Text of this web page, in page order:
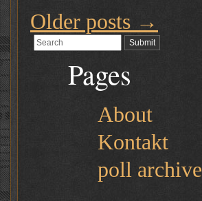
Older posts →
Pages
About
Kontakt
poll archive